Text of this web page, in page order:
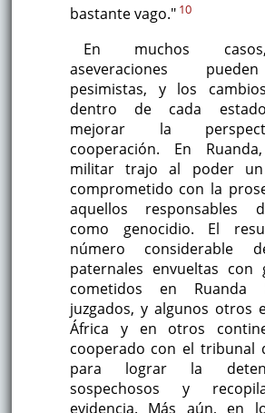
bastante vago." 10
En muchos
aseveraciones
pesimistas, y los
dentro de cada
mejorar la
cooperación. En
militar trajo al poder un
comprometido con la
aquellos responsables
como genocidio. El
número considerable
paternales envueltas con
cometidos en Ruanda
juzgados, y algunos otros
África y en otros
cooperado con el tribunal
para lograr la
sospechosos y
evidencia. Más aún, en